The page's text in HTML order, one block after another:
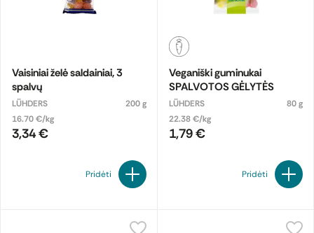
Vaisiniai želė saldainiai, 3
spalvų
LÜHDERS
200 g
16.70 €/kg
3,34 €
Pridėti
Veganiški guminukai
SPALVOTOS GĖLYTĖS
LÜHDERS
80 g
22.38 €/kg
1,79 €
Pridėti